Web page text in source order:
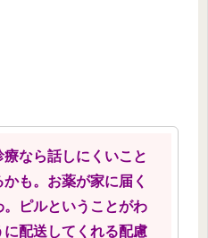
療なら話しにくいこと
かも。お薬が家に届く
。ピルということがわ
に配送してくれる配慮